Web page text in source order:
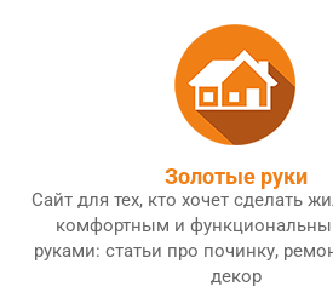
Золотые руки
Сайт для тех, кто хочет сделать
комфортным и
руками: статьи про починку,
декор